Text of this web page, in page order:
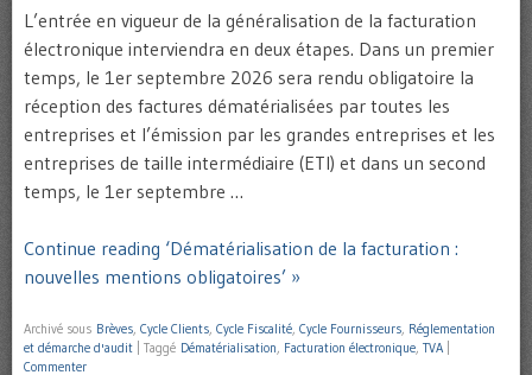
L’entrée en vigueur de la généralisation de la facturation
électronique interviendra en deux étapes. Dans un premier
temps, le 1er septembre 2026 sera rendu obligatoire la
réception des factures dématérialisées par toutes les
entreprises et l’émission par les grandes entreprises et les
entreprises de taille intermédiaire (ETI) et dans un second
temps, le 1er septembre …
Continue reading ‘Dématérialisation de la facturation :
nouvelles mentions obligatoires’ »
Archivé sous Brèves Cycle Clients Cycle Fiscalité Cycle Fournisseurs Réglementation
et démarche d'audit
Taggé Dématérialisation Facturation électronique TVA
Commenter